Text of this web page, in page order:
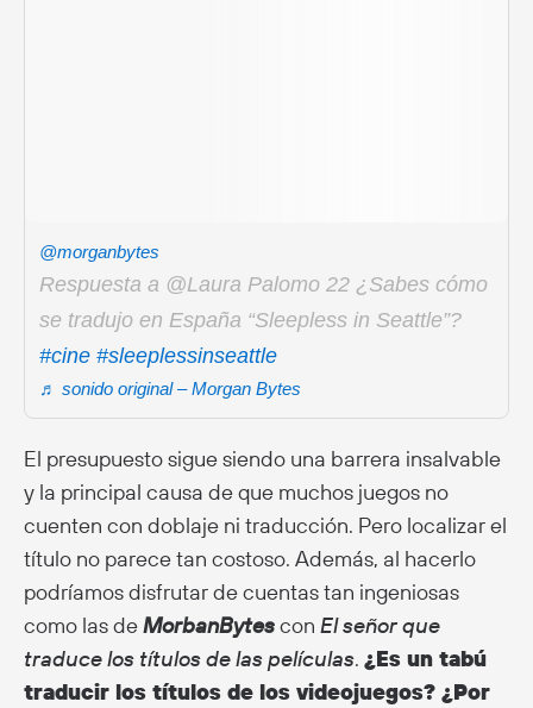
@morganbytes
Respuesta a @Laura Palomo 22 ¿Sabes cómo
se tradujo en España “Sleepless in Seattle”?
#cine #sleeplessinseattle
♬ sonido original – Morgan Bytes
El presupuesto sigue siendo una barrera insalvable
y la principal causa de que muchos juegos no
cuenten con doblaje ni traducción. Pero localizar el
título no parece tan costoso. Además, al hacerlo
podríamos disfrutar de cuentas tan ingeniosas
como las deMorbanBytescon El señor que
traduce los títulos de las películas. ¿Es un tabú
traducir los títulos de los videojuegos? ¿Por